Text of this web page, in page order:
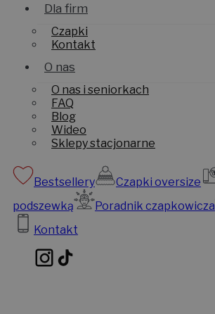
Dla firm
Czapki
Kontakt
O nas
O nas i seniorkach
FAQ
Blog
Wideo
Sklepy stacjonarne
Bestsellery Czapki oversize
podszewką
Poradnik czapkowicza
Kontakt